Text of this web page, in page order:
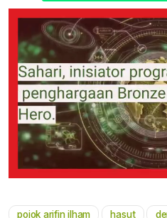
pojok arifin ilham hasut